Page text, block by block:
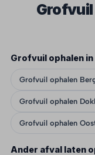
Grofvuil
Grofvuil ophalen
Grofvuil ophalen
Grofvuil ophalen
Grofvuil ophalen
Ander afval laten